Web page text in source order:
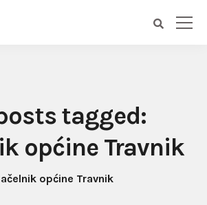
tagged:
općine Travnik
općine Travnik